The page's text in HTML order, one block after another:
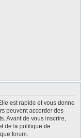
est rapide et vous donne
peuvent accorder des
Avant de vous inscrire,
de la politique de
forum.